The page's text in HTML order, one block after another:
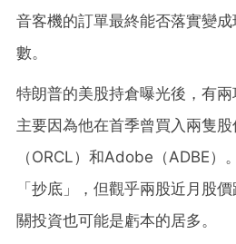
音客機的訂單最終能否落實變
數。
特朗普的美股持倉曝光後，有兩
主要因為他在首季曾買入兩隻
（ORCL）和Adobe（ADBE）
「抄底」，但觀乎兩股近月股
關投資也可能是虧本的居多。